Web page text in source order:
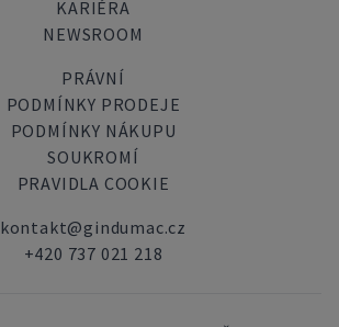
KARIÉRA
NEWSROOM
PRÁVNÍ
PODMÍNKY PRODEJE
PODMÍNKY NÁKUPU
SOUKROMÍ
PRAVIDLA COOKIE
kontakt@gindumac.cz
+420 737 021 218